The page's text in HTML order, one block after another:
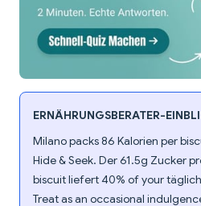
ERNÄHRUNGSBERATER-
Milano packs 86 Kalorien per
Hide & Seek. Der 61.5g Zucker
biscuit liefert 40% of your
Treat as an occasional